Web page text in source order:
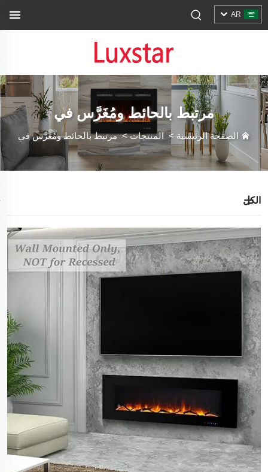
AR
مرتبط بالحائط ومُغَرَّس في
الصفحة الرئيسية> المنتجات>مرتبط بالحائط ومُغَرَّس في
الكل